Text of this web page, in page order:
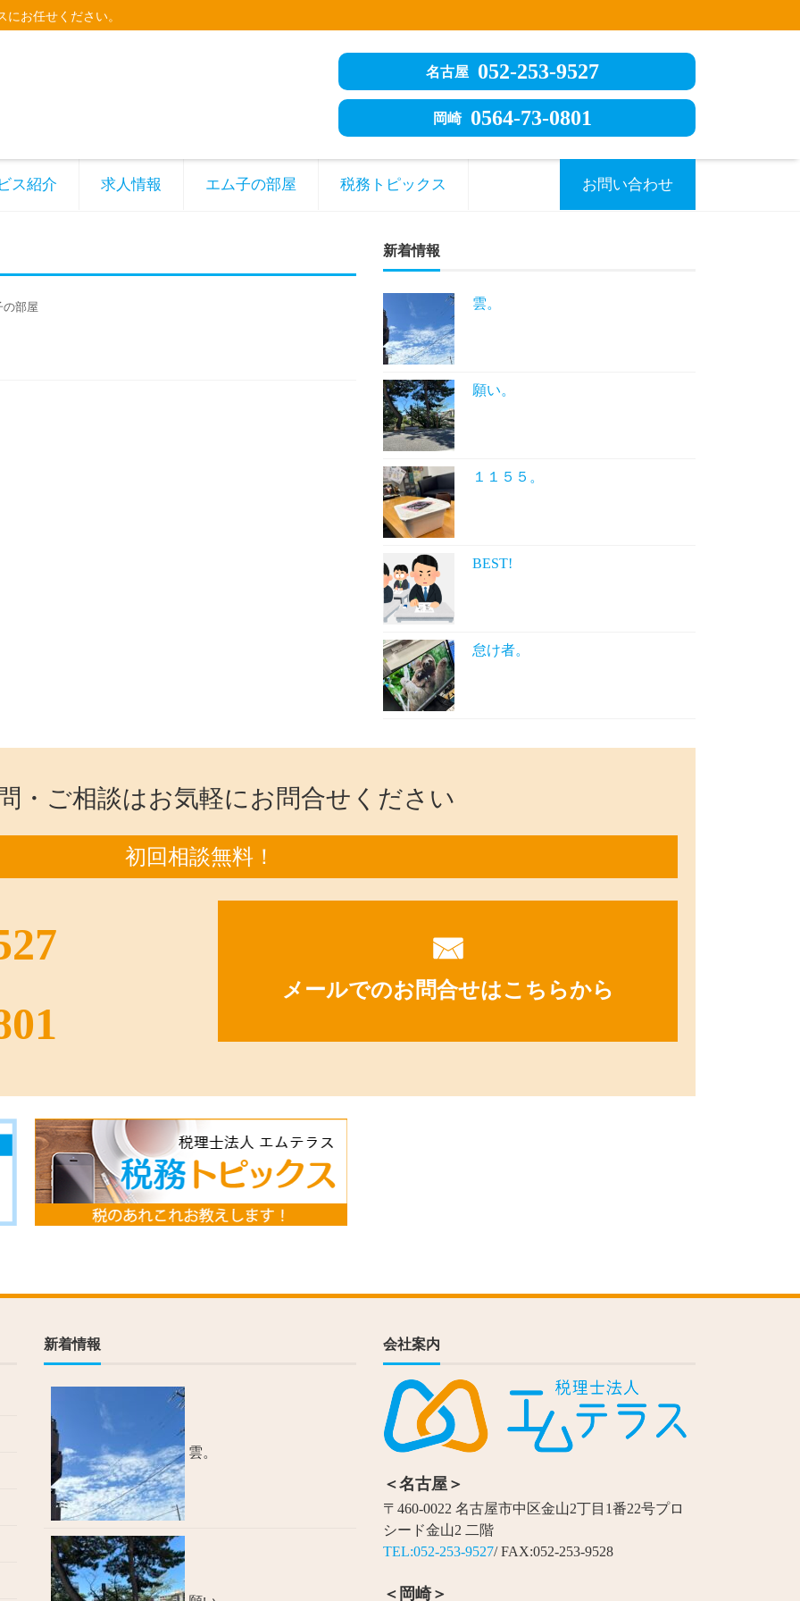
お任せください。
名古屋 052-253-9527
岡崎 0564-73-0801
ス紹介 求人情報 エム子の部屋 税務トピックス お問い合わせ
部屋
新着情報
雲。
願い。
１１５５。
BEST!
怠け者。
・ご相談はお気軽にお問合せください
初回相談無料！
メールでのお問合せはこちらから
新着情報
雲。
会社案内
＜名古屋＞
〒460-0022 名古屋市中区金山2丁目1番22号プロ
シード金山2 二階
TEL:052-253-9527/ FAX:052-253-9528
＜岡崎＞